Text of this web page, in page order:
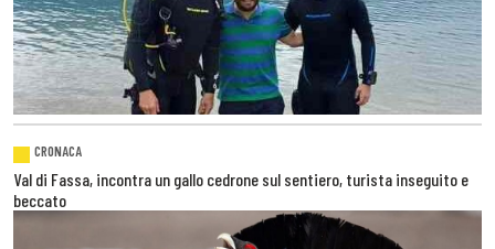
CRONACA
Val di Fassa, incontra un gallo cedrone sul sentiero, turista inseguito e
beccato